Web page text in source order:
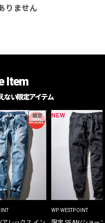
りません
Item
ない限定アイテム
限定 NEW
WP WESTPOINT